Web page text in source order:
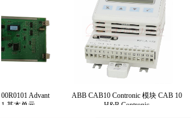
Advant
基本单元
ABB CAB10 Contronic 模块 CAB 10
H&B Contronic